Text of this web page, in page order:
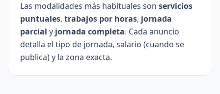
Las modalidades más habituales son servicios
puntuales, trabajos por horas, jornada
parcial y jornada completa. Cada anuncio
detalla el tipo de jornada, salario (cuando se
publica) y la zona exacta.